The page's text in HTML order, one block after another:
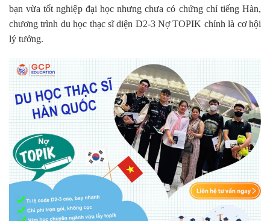
bạn vừa tốt nghiệp đại học nhưng chưa có chứng chỉ tiếng Hàn,
chương trình du học thạc sĩ diện D2-3 Nợ TOPIK chính là cơ hội
lý tưởng.